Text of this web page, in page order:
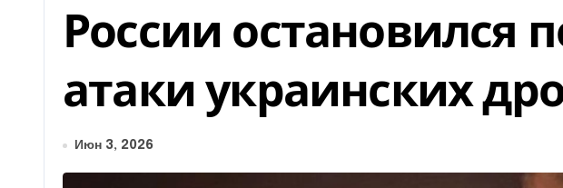
России остановился
атаки украинских
Июн 3, 2026